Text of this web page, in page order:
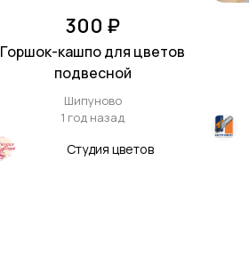
300 ₽
Горшок-кашпо для цветов
подвесной
Шипуново
1 год назад
Студия цветов